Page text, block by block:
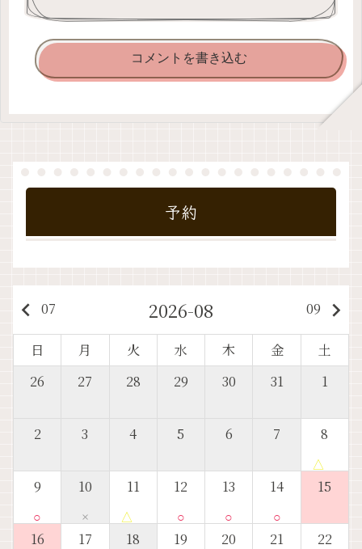
コメントを書き込む
予約
keyboard_arrow_left 07 2026-08 09 keyboard_arrow_right
日 月 火 水 木 金
土
26
27 28 29 30 31 1
2 3 4 5 6 7 8
△
9
○
10
×
11
△
12
○
13
○
14
○
15
16 17 18 19 20 21 22